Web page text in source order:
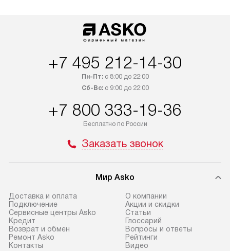
+7 495 212-14-30
Пн-Пт:с 8:00 до 22:00
Сб-Вс:с 9:00 до 22:00
+7 800 333-19-36
Бесплатно по России
Заказать звонок
Мир Asko
Доставка и оплата
Подключение
Сервисные центры Asko
Кредит
Возврат и обмен
Ремонт Asko
Контакты
О компании
Акции и скидки
Статьи
Глоссарий
Вопросы и ответы
Рейтинги
Видео